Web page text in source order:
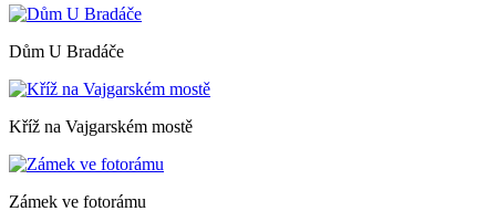
Dům U Bradáče
Kříž na Vajgarském mostě
Zámek ve fotorámu